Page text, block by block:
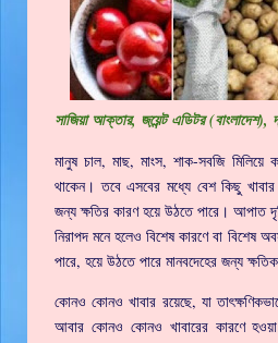
সাজিয়া আক্তার, জয়ে়ন্ট এডিটর
মানুষ চাল, মাছ, মাংস, শাক-সবজি মিলিয়ে
থাকেন। তবে এসবের মধ্যে বেশ কিছু
জন্য ক্ষতির কারণ হয়ে উঠতে পারে। আপাত
নিরাপদ মনে হলেও বিশেষ কারণে বা বিশেষ
পারে, হয়ে উঠতে পারে মানবদেহের জন্য
কোনও কোনও খাবার রয়েছে, যা
আবার কোনও কোনও খাবারের কারণে হওয়া